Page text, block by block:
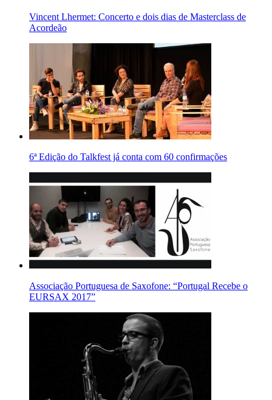
Vincent Lhermet: Concerto e dois dias de Masterclass de
Acordeão
6ª Edição do Talkfest já conta com 60 confirmações
Associação Portuguesa de Saxofone: “Portugal Recebe o
EURSAX 2017”